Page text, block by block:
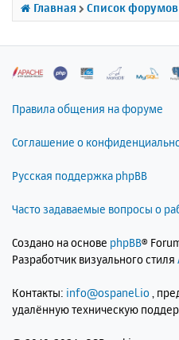
Главная Список форумов
Правила общения на форуме
Соглашение о
Русская поддержка phpBB
Часто задаваемые вопросы о
Создано на основе phpBB®
Разработчик визуального стиля
Контакты: info@ospanel.io ,
удалённую техническую